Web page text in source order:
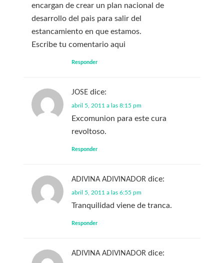
encargan de crear un plan nacional de
desarrollo del pais para salir del
estancamiento en que estamos.
Escribe tu comentario aqui
Responder
JOSE dice:
abril 5, 2011 a las 8:15 pm
Excomunion para este cura
revoltoso.
Responder
ADIVINA ADIVINADOR dice:
abril 5, 2011 a las 6:55 pm
Tranquilidad viene de tranca.
Responder
ADIVINA ADIVINADOR dice: